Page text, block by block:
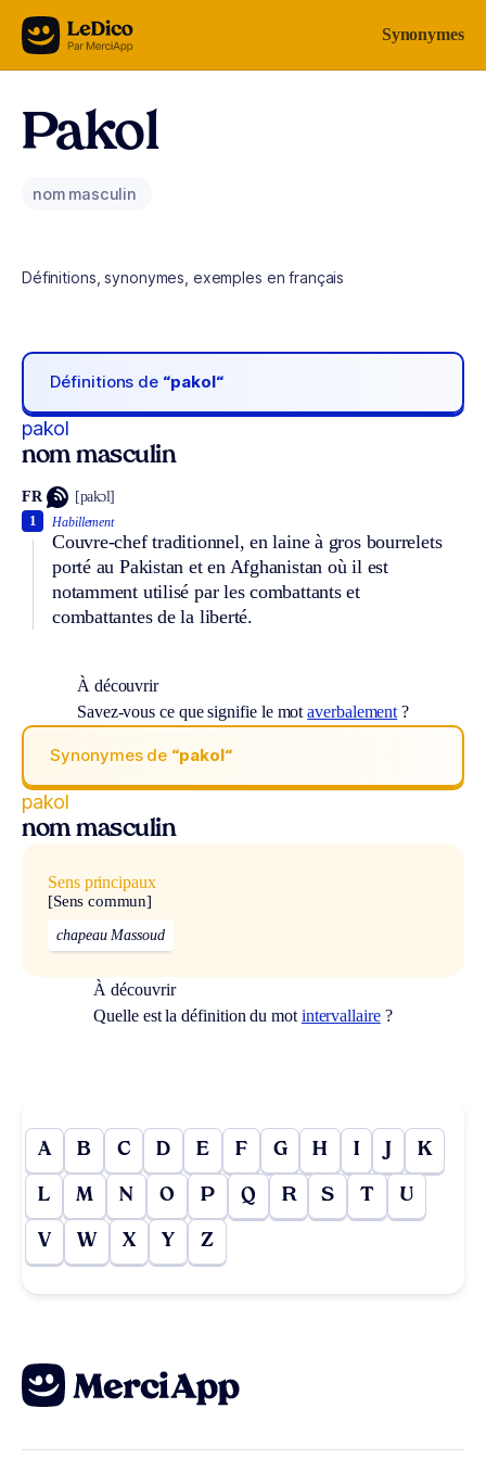
Aller au contenu Synonymes
Pakol
nom masculin
Définitions, synonymes, exemples en français
Définitions de “pakol“
pakol
nom masculin
FR [pakɔl]
Habillement
Couvre-chef traditionnel, en laine à gros bourrelets
porté au Pakistan et en Afghanistan où il est
notamment utilisé par les combattants et
combattantes de la liberté.
1
À découvrir
Savez-vous ce que signifie le motaverbalement ?
Synonymes de “pakol“
pakol
nom masculin
Sens principaux
[Sens commun]
chapeau Massoud
À découvrir
Quelle est la définition du mot intervallaire?
A B C D E F G H I J K
L M N O P Q R S T U
V W X Y Z